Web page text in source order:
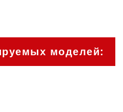
моделей: